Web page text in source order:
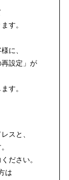
す。
に、
設定」が
す。
スと、
ださい。
は